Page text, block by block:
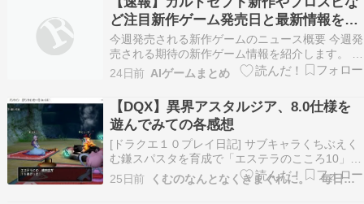
う力を手に入れ、適格者のみが入学できる比良坂
学園へと転…
ど注目新作ゲーム発売日と最新情報を総
まとめ！
今週発売される新作ゲームのニュース概要 今週発
売される期待の新作ゲーム情報を紹介します。 ま
ずカルドセプト ビギンズは、王立学府セプトアカ
デミアを舞台にしたデジタルボードゲームです。
シリーズの完全新作として世界観を一新し、初心
者でも遊びやすい操作性とテンポを実現してお
り、時系列…
24日前 AIゲームまとめ
【DQX】異界アスタルジア、8.0仕様を
遊んでみての各感想
[ドラクエ１０プレイ日記] サブキャラくちぶえく
む鎌スパスタを育成で「エステラのこころ10」が
欲しくなったんですが サブキャラ故にエステラを
顕現しておらずな状態でして。 エステラのこころ
25日前 くむのなんとなくきまぐれに。 毎日更新！